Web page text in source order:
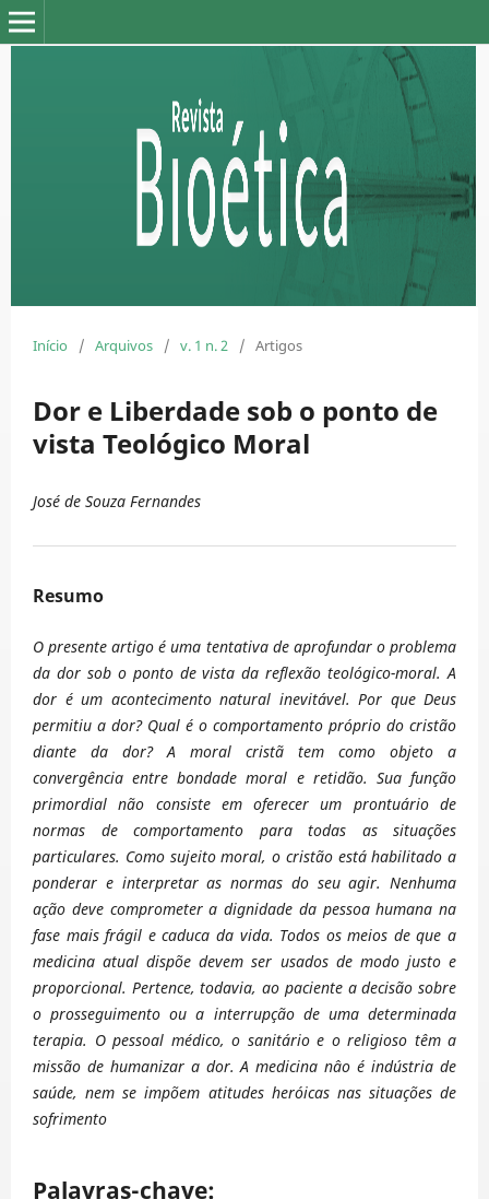
Início / Arquivos / v. 1 n. 2 / Artigos
Dor e Liberdade sob o ponto de
vista Teológico Moral
José de Souza Fernandes
Resumo
O presente artigo é uma tentativa de aprofundar o problema
da dor sob o ponto de vista da reflexão teológico-moral. A
dor é um acontecimento natural inevitável. Por que Deus
permitiu a dor? Qual é o comportamento próprio do cristão
diante da dor? A moral cristã tem como objeto a
convergência entre bondade moral e retidão. Sua função
primordial não consiste em oferecer um prontuário de
normas de comportamento para todas as situações
particulares. Como sujeito moral, o cristão está habilitado a
ponderar e interpretar as normas do seu agir. Nenhuma
ação deve comprometer a dignidade da pessoa humana na
fase mais frágil e caduca da vida. Todos os meios de que a
medicina atual dispõe devem ser usados de modo justo e
proporcional. Pertence, todavia, ao paciente a decisão sobre
o prosseguimento ou a interrupção de uma determinada
terapia. O pessoal médico, o sanitário e o religioso têm a
missão de humanizar a dor. A medicina nâo é indústria de
saúde,nem se impõem atitudes heróicas nas situações de
sofrimento
Palavras-chave: